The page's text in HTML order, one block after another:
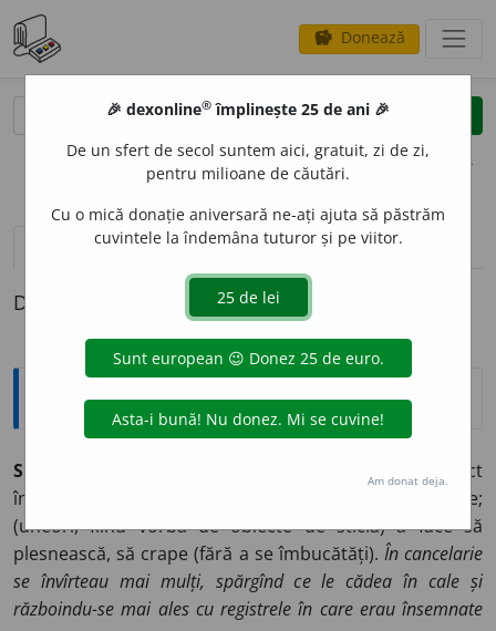
savings Donează
clear
opțiuni
definiții (1) pronunțievolume_up (50)
Definiția cu ID-ul 955809:
Explicative DEX
SP
A preface un obiect
în bucăți sau în cioburi prin lovire, ciocnire, apăsare;
(uneori, fiind vorba de obiecte de sticlă) a face să
plesnească, să crape (fără a se îmbucătăți). În cancelarie
se învîrteau mai mulți, spărgînd ce le cădea în cale și
războindu-se mai ales cu registrele în care erau însemnate
🎉 dexonline® împlinește 25 de ani 🎉
De un sfert de secol suntem aici, gratuit, zi de zi,
pentru milioane de căutări.
Cu o mică donație aniversară ne-ați ajuta să păstrăm
cuvintele la îndemâna tuturor și pe viitor.
Am donat deja.